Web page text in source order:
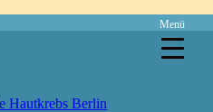
Hautkrebs Berlin
Menü